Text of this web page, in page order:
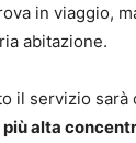
in viaggio,
abitazione.
il servizio
più alta